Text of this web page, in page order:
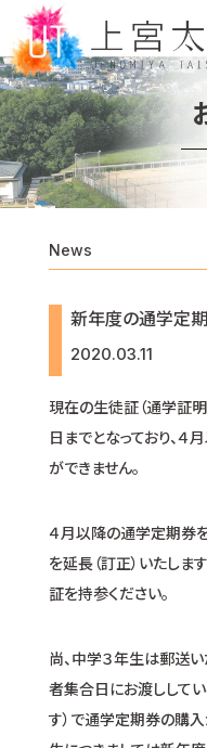
News
新年度の通学定
2020.03.11
現在の生徒証（通学証
日までとなっており、
ができません。
４月以降の通学定期券
を延長（訂正）いたしま
証を持参ください。
尚、中学３年生は郵送
者集合日にお渡しして
す）で通学定期券の購入